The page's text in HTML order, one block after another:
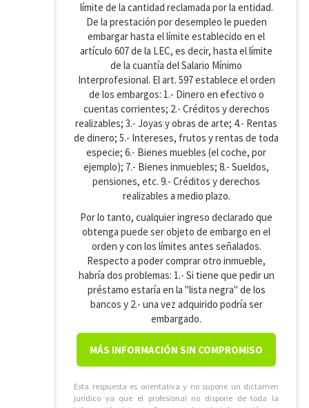
límite de la cantidad reclamada por la entidad.
De la prestación por desempleo le pueden
embargar hasta el límite establecido en el
artículo 607 de la LEC, es decir, hasta el límite
de la cuantía del Salario Mínimo
Interprofesional. El art. 597 establece el orden
de los embargos: 1.- Dinero en efectivo o
cuentas corrientes; 2.- Créditos y derechos
realizables; 3.- Joyas y obras de arte; 4.- Rentas
de dinero; 5.- Intereses, frutos y rentas de toda
especie; 6.- Bienes muebles (el coche, por
ejemplo); 7.- Bienes inmuebles; 8.- Sueldos,
pensiones, etc. 9.- Créditos y derechos
realizables a medio plazo.
Por lo tanto, cualquier ingreso declarado que
obtenga puede ser objeto de embargo en el
orden y con los límites antes señalados.
Respecto a poder comprar otro inmueble,
habría dos problemas: 1.- Si tiene que pedir un
préstamo estaría en la "lista negra" de los
bancos y 2.- una vez adquirido podría ser
embargado.
MÁS INFORMACIÓN SIN COMPROMISO
Esta respuesta es orientativa y no supone un dictamen
jurídico ya que el profesional no dispone de toda la